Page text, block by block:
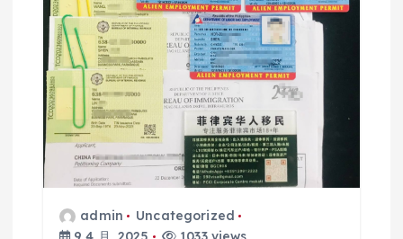
admin
Uncategorized